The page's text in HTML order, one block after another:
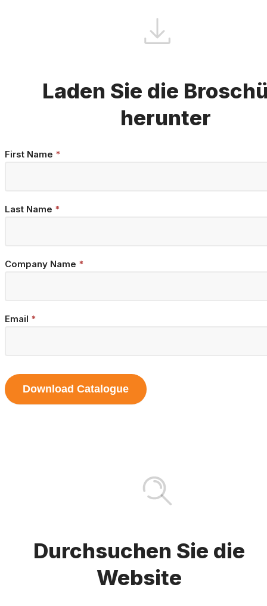
Laden Sie die
herunter
Brochure
First Name *
Last Name *
Company Name *
Email *
Download Catalogue
Durchsuchen Sie die
Website